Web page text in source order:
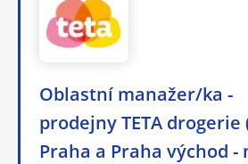
Oblastní manažer/ka -
prodejny TETA drogerie
Praha a Praha východ -